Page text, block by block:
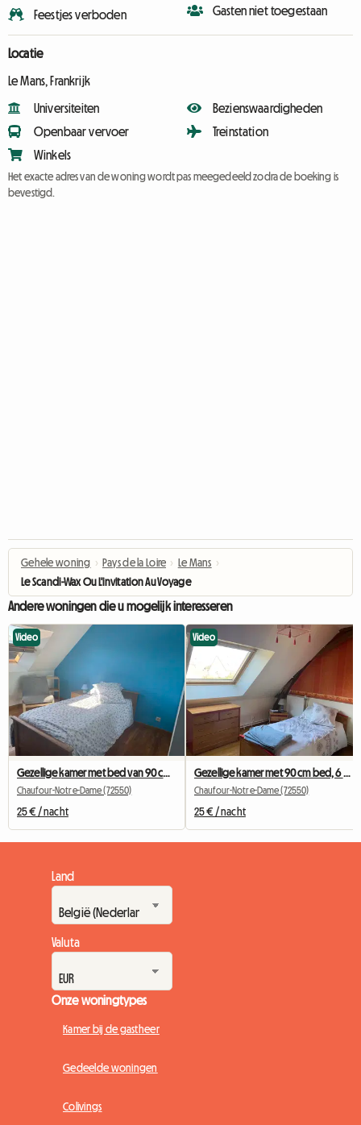
Feestjes verboden Gasten niet toegestaan
Locatie
Le Mans, Frankrijk
Universiteiten
Openbaar vervoer
Winkels
Bezienswaardigheden
Treinstation
Het exacte adres van de woning wordt pas meegedeeld zodra de boeking is
bevestigd.
Gehele woning › Pays de la Loire › Le Mans ›
Le Scandi-Wax Ou L'invitation Au Voyage
Andere woningen die u mogelijk interesseren
Video
Gezellige kamer met bed van 90 cm, 6 km van de Université du Mans
Chaufour-Notre-Dame (72550)
25 € / nacht
Video
Gezellige kamer met 90 cm bed, 6 km van de Université du Mans
Chaufour-Notre-Dame (72550)
25 € / nacht
Land
Valuta
Onze woningtypes
Kamer bij de gastheer
Gedeelde woningen
Colivings